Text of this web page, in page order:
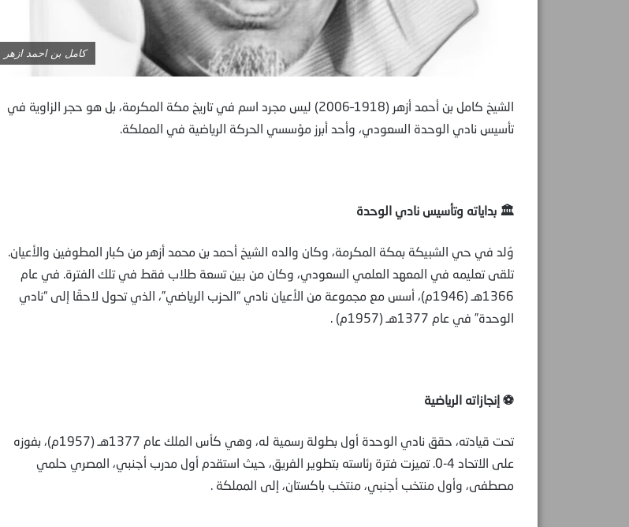
كامل بن احمد ازهر
الشيخ كامل بن أحمد أزهر (1918–2006) ليس مجرد اسم في تاريخ مكة المكرمة، بل هو حجر الزاوية في
تأسيس نادي الوحدة السعودي، وأحد أبرز مؤسسي الحركة الرياضية في المملكة.
🏛️ بداياته وتأسيس نادي الوحدة
وُلد في حي الشبيكة بمكة المكرمة، وكان والده الشيخ أحمد بن محمد أزهر من كبار المطوفين والأعيان.
تلقى تعليمه في المعهد العلمي السعودي، وكان من بين تسعة طلاب فقط في تلك الفترة. في عام
1366هـ (1946م)، أسس مع مجموعة من الأعيان نادي “الحزب الرياضي”، الذي تحول لاحقًا إلى “نادي
الوحدة” في عام 1377هـ (1957م) .
⚽ إنجازاته الرياضية
تحت قيادته، حقق نادي الوحدة أول بطولة رسمية له، وهي كأس الملك عام 1377هـ (1957م)، بفوزه
على الاتحاد 4-0. تميزت فترة رئاسته بتطوير الفريق، حيث استقدم أول مدرب أجنبي، المصري حلمي
مصطفى، وأول منتخب أجنبي، منتخب باكستان، إلى المملكة .